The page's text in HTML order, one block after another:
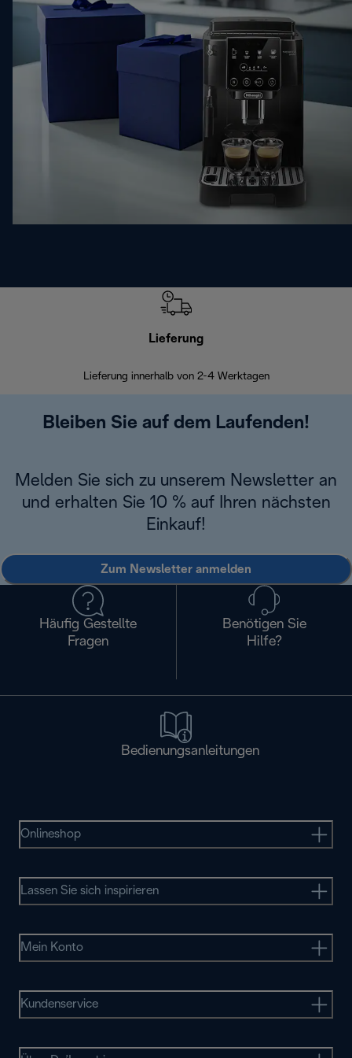
Lieferung
Lieferung innerhalb von 2-4 Werktagen
Bleiben Sie auf dem Laufenden!
Melden Sie sich zu unserem Newsletter an
und erhalten Sie 10 % auf Ihren nächsten
Einkauf!
Zum Newsletter anmelden
Häufig Gestellte
Fragen
Benötigen Sie
Hilfe?
Bedienungsanleitungen
Onlineshop
Lassen Sie sich inspirieren
Mein Konto
Kundenservice